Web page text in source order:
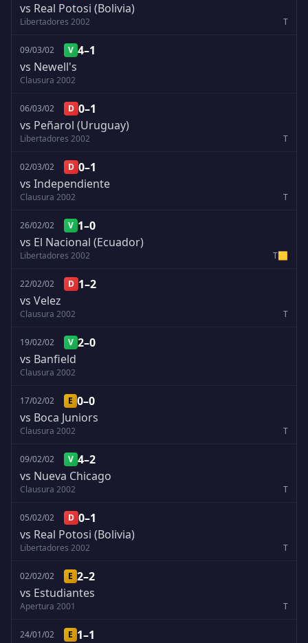
vs Real Potosi (Bolivia)
Libertadores 2002 T
09/03/02 V 4–1
vs Newell's
Clausura 2002
06/03/02 D 0–1
vs Peñarol (Uruguay)
Libertadores 2002 T
02/03/02 D 0–1
vs Independiente
Clausura 2002 T
26/02/02 V 1–0
vs El Nacional (Ecuador)
Libertadores 2002 T🟨
22/02/02 D 1–2
vs Velez
Clausura 2002 T
19/02/02 V 2–0
vs Banfield
Clausura 2002
17/02/02 E 0–0
vs Boca Juniors
Clausura 2002 T
09/02/02 V 4–2
vs Nueva Chicago
Clausura 2002 T
05/02/02 D 0–1
vs Real Potosi (Bolivia)
Libertadores 2002 T
02/02/02 E 2–2
vs Estudiantes
Apertura 2001 T
24/01/02 E 1–1